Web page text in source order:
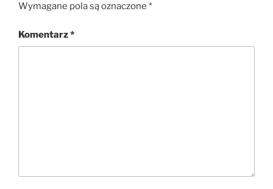
Wymagane pola są oznaczone *
Komentarz*